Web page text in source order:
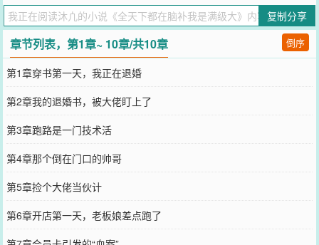
鱼攒钱养老，但大佬们不允许。剑尊送来功法，魔尊送来法宝，会长
送来黑卡……她开的“员工关怀”“会员积分”体系，被外界解读为精密的
情报网和筛选机制。她越解释“真不是那样”，众人就越觉得她“高深莫
测”，导致各方势力齐聚她的杂货铺，打探这位“隐世高人”。她忙着用
“火锅社交”调和矛盾，用“狼人杀”分解恩怨时，误服了护法自带的“真
话水”直接在众人面前暴露了真实想法，震惊全场。她身份暴露引来质
疑和追杀。千钧一发之际，店员沈渡显露修为，护在她身前。他当众
揭晓自己上古魔神的身份，并宣告：“她不是什么狗屁天道，她是我祖
宗。谁有意见？”事后，他凑到她耳边轻笑：“老板，员工保护费，麻
烦结一下，我只要你。”
您要是觉得《全天下都在脑补我是满级大
您QQ群和微博微信里的朋友推荐哦！
复制分享
章节列表，第1章~ 10章/共10章 倒序
第1章穿书第一天，我正在退婚
第2章我的退婚书，被大佬盯上了
第3章跑路是一门技术活
第4章那个倒在门口的帅哥
第5章捡个大佬当伙计
第6章开店第一天，老板娘差点跑了